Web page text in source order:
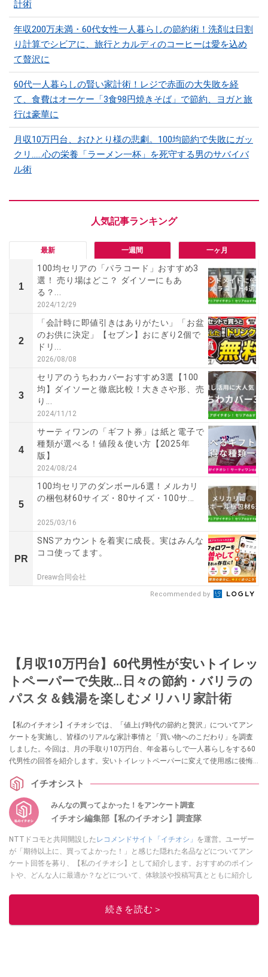
計術
年収200万未満・60代女性一人暮らしの節約術！洗剤は日割
り計算でシビアに、旅行とカルディのコーヒーは愛を込め
て贅沢に
60代一人暮らしの賢い家計術！レジで赤面の大失敗を経
て、食費はオーケー「3食98円焼きそば」で節約、ヨガと旅
行は豪華に
月収10万円台、おひとり様の悲劇。100均節約で失敗にガッ
クリ……心の栄養「ラーメン一杯」を死守する男のサバイバ
ル術
最新 一週間 一ヶ月
1
100均セリアの「パラコード」おすすめ3
選！ 売り場はどこ？ ダイソーにもあ
る？...
2024/12/29
2
「会計時に即値引きはありがたい」「お盆
のお供に決定」【セブン】おにぎり2個で
ドリ...
2026/08/08
3
セリアのうちわカバーおすすめ3選【100
均】ダイソーと徹底比較！大きさや形、売
り...
2024/11/12
4
サーティワンの「ギフト券」は紙と電子で
種類が選べる！値段＆使い方【2025年
版】
2024/08/24
5
100均セリアのダンボール6選！メルカリ
の梱包材60サイズ・80サイズ・100サ...
2025/03/16
PR
SNSアカウントを着実に成長。実はみんな
ココ使ってます。
Dreaw合同会社
Recommended by
【月収10万円台】60代男性が安いトイレッ
トペーパーで失敗…日々の節約・バリラの
パスタ＆銭湯を楽しむメリハリ家計術
【私のイチオシ】イチオシでは、「値上げ時代の節約と贅沢」についてアン
ケートを実施し、皆様のリアルな家計事情と「買い物へのこだわり」を調査
しました。今回は、月の手取り10万円台、年金暮らしで一人暮らしをする60
代男性の回答を紹介します。安いトイレットペーパーに変えて使用感に後悔
る「バリラのパスタ」や唯一の贅沢である「銭湯」にはしっかり投資する、
シニア世代のメリハリ家計術をぜひ参考にしてください。
イチオシスト
みんなの買ってよかった！をアンケート調査
イチオシ編集部【私のイチオシ】調査隊
NTTドコモと共同開設した レコメンドサイト「イチオシ」 を運営。ユーザー
が「期待以上に、買ってよかった！」と感じた隠れた名品などについてアン
ケート回答を募り、【私のイチオシ】として紹介します。おすすめのポイン
トや、どんな人に最適か？などについて、体験談や投稿写真とともに紹介し
このイチオシストの他の記事を読む
続きを読む＞